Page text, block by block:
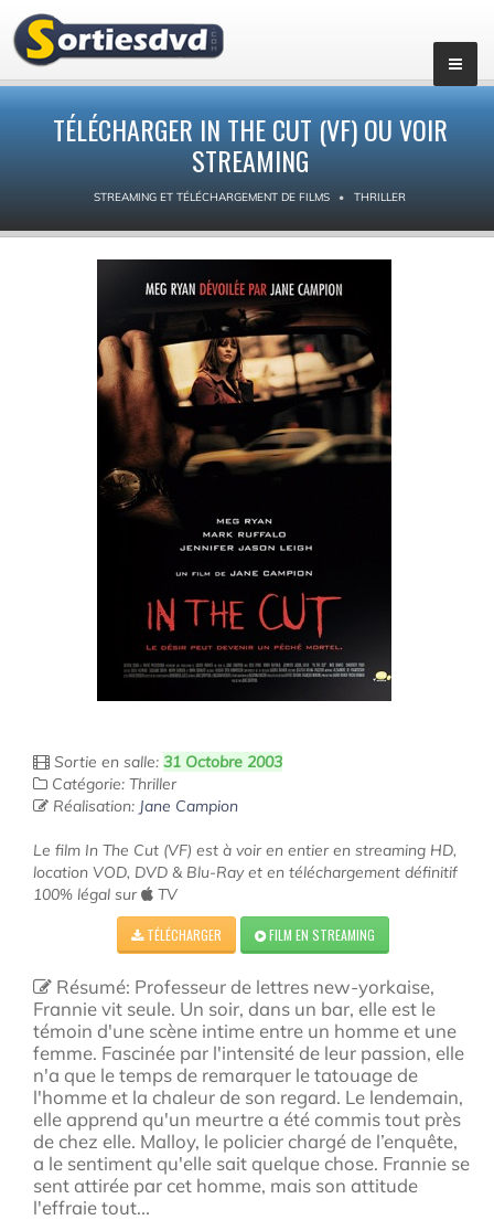
TÉLÉCHARGER IN THE CUT (VF) OU VOIR
STREAMING
STREAMING ET TÉLÉCHARGEMENT DE FILMS THRILLER
Sortie en salle: 31 Octobre 2003
Catégorie: Thriller
Réalisation: Jane Campion
Le film In The Cut (VF) est à voir en entier en streaming HD,
location VOD, DVD & Blu-Ray et en téléchargement définitif
100% légal sur
TV
TÉLÉCHARGER FILM EN STREAMING
Résumé: Professeur de lettres new-yorkaise,
Frannie vit seule. Un soir, dans un bar, elle est le
témoin d'une scène intime entre un homme et une
femme. Fascinée par l'intensité de leur passion, elle
n'a que le temps de remarquer le tatouage de
l'homme et la chaleur de son regard. Le lendemain,
elle apprend qu'un meurtre a été commis tout près
de chez elle. Malloy, le policier chargé de l’enquête,
a le sentiment qu'elle sait quelque chose. Frannie se
sent attirée par cet homme, mais son attitude
l'effraie tout...